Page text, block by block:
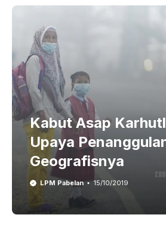
Kabut Asap
Upaya
Geografisnya
LPM Pabelan 15/10/2019